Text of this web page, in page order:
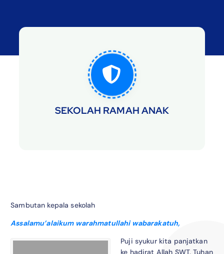
SEKOLAH RAMAH ANAK
Sambutan kepala sekolah
Assalamu’alaikum warahmatullahi wabarakatuh,
Puji syukur kita panjatkan
ke hadirat Allah SWT, Tuhan